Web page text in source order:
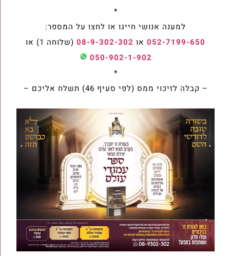
*
למענה אנושי חייגו או לחצו על המספר:
052-7199-650 או 08-9-302-302 (שלוחה 1) או
050-902-1-902
*
– קבלה לזיכוי ממס (לפי סעיף 46) תשלח אליכם –